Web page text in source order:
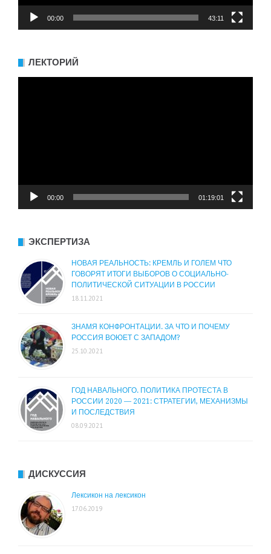
00:00 43:11
ЛЕКТОРИЙ
00:00 01:19:01
ЭКСПЕРТИЗА
НОВАЯ РЕАЛЬНОСТЬ: КРЕМЛЬ И ГОЛЕМ ЧТО
ГОВОРЯТ ИТОГИ ВЫБОРОВ О СОЦИАЛЬНО-
ПОЛИТИЧЕСКОЙ СИТУАЦИИ В РОССИИ
18.11.2021
ЗНАМЯ КОНФРОНТАЦИИ. ЗА ЧТО И ПОЧЕМУ
РОССИЯ ВОЮЕТ С ЗАПАДОМ?
25.10.2021
ГОД НАВАЛЬНОГО. ПОЛИТИКА ПРОТЕСТА В
РОССИИ 2020 — 2021: СТРАТЕГИИ, МЕХАНИЗМЫ
И ПОСЛЕДСТВИЯ
08.09.2021
ДИСКУССИЯ
Лексикон на лексикон
17.06.2019